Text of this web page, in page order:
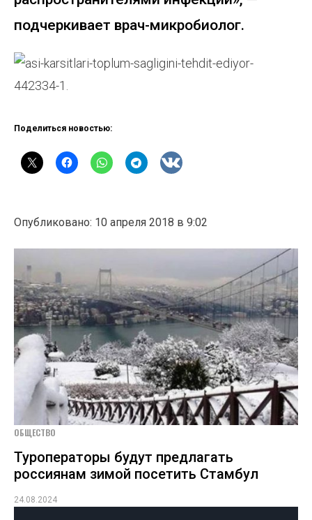
подчеркивает врач-микробиолог.
Поделиться новостью:
Опубликовано: 10 апреля 2018 в 9:02
ОБЩЕСТВО
Туроператоры будут предлагать
россиянам зимой посетить Стамбул
24.08.2024